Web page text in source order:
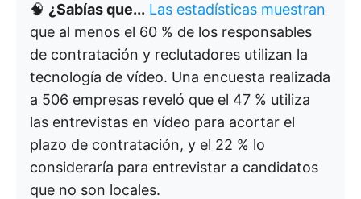
🧠 ¿Sabías que... Las estadísticas muestran
que al menos el 60 % de los responsables
de contratación y reclutadores utilizan la
tecnología de vídeo. Una encuesta realizada
a 506 empresas reveló que el 47 % utiliza
las entrevistas en vídeo para acortar el
plazo de contratación, y el 22 % lo
consideraría para entrevistar a candidatos
que no son locales.